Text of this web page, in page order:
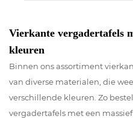
Vierkante vergadertafels
kleuren
Binnen ons assortiment
van diverse materialen, die
verschillende kleuren. Zo
vergadertafels met een